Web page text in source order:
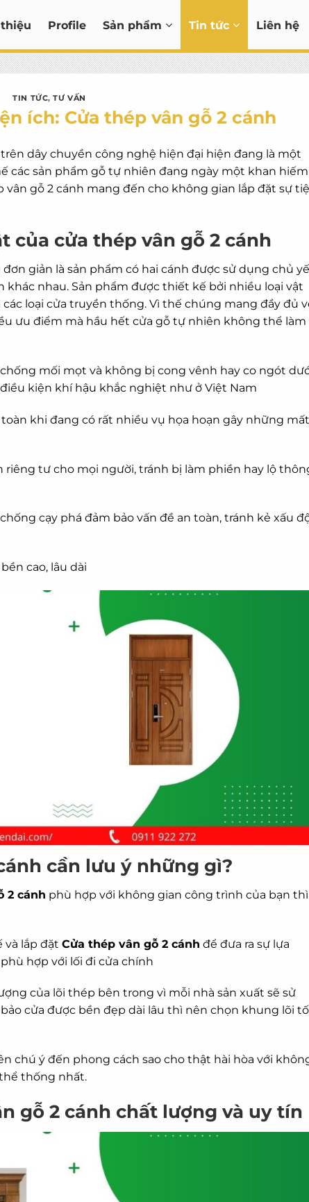
Profile Sản phẩm Tin tức Liên hệ
TIN TỨC,TƯ VẤN
ích: Cửa thép vân gỗ 2 cánh
dây chuyền công nghệ hiện đại hiện đang là một
các sản phẩm gỗ tự nhiên đang ngày một khan
gỗ 2 cánh mang đến cho không gian lắp đặt sự
của cửa thép vân gỗ 2 cánh
giản là sản phẩm có hai cánh được sử dụng chủ
nhau. Sản phẩm được thiết kế bởi nhiều loại vật
loại cửa truyền thống. Vì thế chúng mang đầy đủ
ưu điểm mà hầu hết cửa gỗ tự nhiên không thể làm
mối mọt và không bị cong vênh hay co ngót
kiện khí hậu khắc nghiệt như ở Việt Nam
khi đang có rất nhiều vụ họa hoạn gây những mất
riêng tư cho mọi người, tránh bị làm phiền hay lộ
cạy phá đảm bảo vấn đề an toàn, tránh kẻ xấu
cao, lâu dài
cần lưu ý những gì?
2 cánh phù hợp với không gian công trình của bạn thì
và lắp đặt Cửa thép vân gỗ 2 cánh để đưa ra sự lựa
hợp với lối đi cửa chính
của lõi thép bên trong vì mỗi nhà sản xuất sẽ sử
cửa được bền đẹp dài lâu thì nên chọn khung lõi
chú ý đến phong cách sao cho thật hài hòa với
thống nhất.
gỗ 2 cánh chất lượng và uy tín